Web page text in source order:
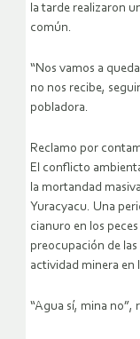
la tarde realizaron
común.
“Nos vamos a
no nos recibe,
pobladora.
Reclamo por
El conflicto
la mortandad
Yuracyacu. Una
cianuro en los
preocupación de
actividad minera en
“Agua sí, mina no”,